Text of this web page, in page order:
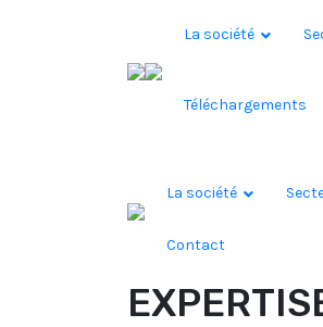
La société
Téléchargements
La société
Contact